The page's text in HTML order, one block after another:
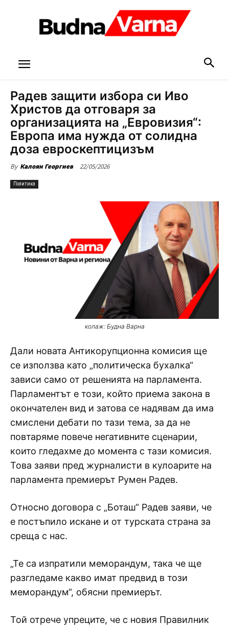
Радев защити избора си Иво
Христов да отговаря за
организацията на „Евровизия“:
Европа има нужда от солидна
доза евроскептицизъм
By Калоян Георгиев 22/05/2026
Политика
колаж: Будна Варна
Дали новата Антикорупционна комисия ще
се използва като „политическа бухалка“
зависи само от решенията на парламента.
Парламентът е този, който приема закона в
окончателен вид и затова се надявам да има
смислени дебати по тази тема, за да не
повтаряме повече негативните сценарии,
които гледахме до момента с тази комисия.
Това заяви пред журналисти в кулоарите на
парламента премиерът Румен Радев.
Относно договора с „Боташ“ Радев заяви, че
е постъпило искане и от турската страна за
среща с нас.
„Те са изпратили меморандум, така че ще
разгледаме какво имат предвид в този
меморандум“, обясни премиерът.
Той отрече упреците, че с новия Правилник